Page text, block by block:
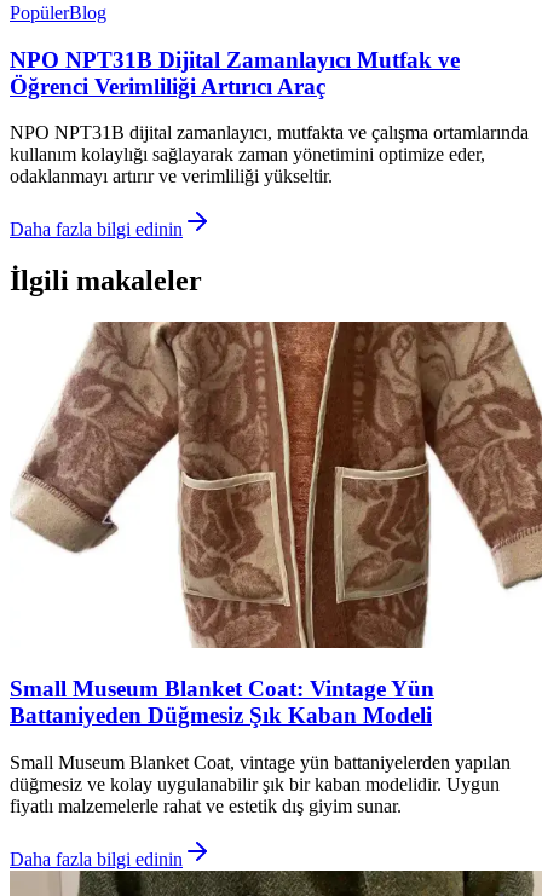
PopülerBlog
NPO NPT31B Dijital Zamanlayıcı Mutfak ve
Öğrenci Verimliliği Artırıcı Araç
NPO NPT31B dijital zamanlayıcı, mutfakta ve çalışma ortamlarında
kullanım kolaylığı sağlayarak zaman yönetimini optimize eder,
odaklanmayı artırır ve verimliliği yükseltir.
Daha fazla bilgi edinin
İlgili makaleler
Small Museum Blanket Coat: Vintage Yün
Battaniyeden Düğmesiz Şık Kaban Modeli
Small Museum Blanket Coat, vintage yün battaniyelerden yapılan
düğmesiz ve kolay uygulanabilir şık bir kaban modelidir. Uygun
fiyatlı malzemelerle rahat ve estetik dış giyim sunar.
Daha fazla bilgi edinin